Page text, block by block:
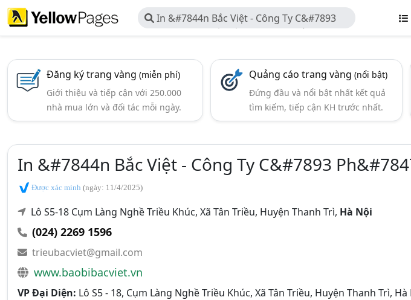
In &#7844n Bắc Việt - Công Ty C&#7893
Ph&#7847n Thiết Kế In &#7844n Bắc Việt
Đăng ký trang vàng (miễn phí)
Giới thiệu và tiếp cận với 250.000
nhà mua lớn và đối tác mỗi ngày.
Quảng cáo trang vàng(nổi bật)
Đứng đầu và nổi bật nhất kết quả
tìm kiếm, tiếp cận KH trước nhất.
In &#7844n Bắc Việt - Công Ty C&#7893
Được xác minh (ngày: 11/4/2025)
Lô S5-18 Cụm Làng Nghề Triều Khúc, Xã Tân Triều, Huyện Thanh Trì, Hà Nội
(024) 2269 1596
trieubacviet@gmail.com
www.baobibacviet.vn
VP Đại Diện: Lô S5 - 18, Cụm Làng Nghề Triều Khúc, Xã Tân Triều, Huyện Thanh Trì, Hà